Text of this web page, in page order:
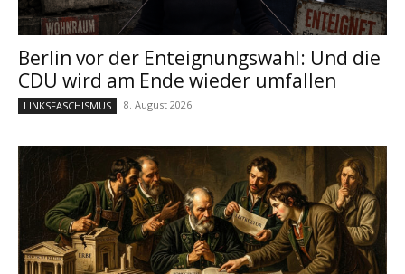
Berlin vor der Enteignungswahl: Und die
CDU wird am Ende wieder umfallen
LINKSFASCHISMUS 8. August 2026